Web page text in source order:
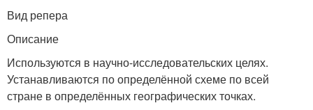
Вид репера
Описание
Используются в научно-исследовательских целях.
Устанавливаются по определённой схеме по всей
стране в определённых географических точках.